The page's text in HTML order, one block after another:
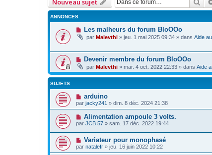
ANNONCES
Les malheurs du forum BloOOo
par Malevthi » jeu. 1 mai 2025 09:34 » dans Aide
Devenir membre du forum BloOOo
par Malevthi » mar. 4 oct. 2022 22:33 » dans Aide
SUJETS
arduino
par jacky241 » dim. 8 déc. 2024 21:38
Alimentation ampoule 3 volts.
par JCB 57 » sam. 17 déc. 2022 19:44
Variateur pour monophasé
par natalefr » jeu. 16 juin 2022 10:22